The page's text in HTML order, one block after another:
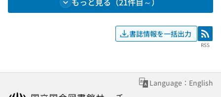
書誌情報を一括出力 RSS
RSS
Language：English